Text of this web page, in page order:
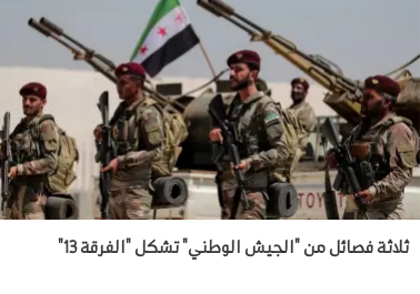
ثلاثة فصائل من "الجيش الوطني" تشكل "الفرقة 13"